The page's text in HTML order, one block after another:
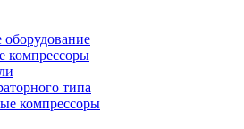
компрессоры
типа
компрессоры